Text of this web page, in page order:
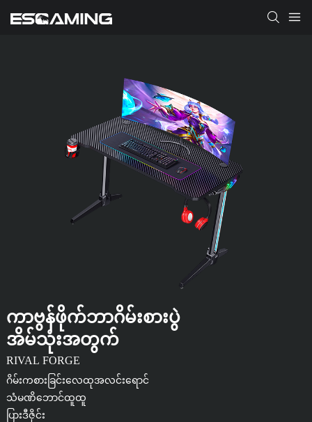
ကာဗွန်ဖိုက်ဘာဂိမ်းစားပွဲ
အိမ်သုံးအတွက်
RIVAL FORGE
ဂိမ်းကစားခြင်းလေထုအလင်းရောင်
သံမဏိဘောင်ထူထူ
ပြားဒီဇိုင်း